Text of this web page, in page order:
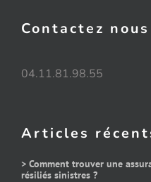
Articles
> Comment trouver une
résiliés sinistres ?
Contactez nous
04.11.81.98.55